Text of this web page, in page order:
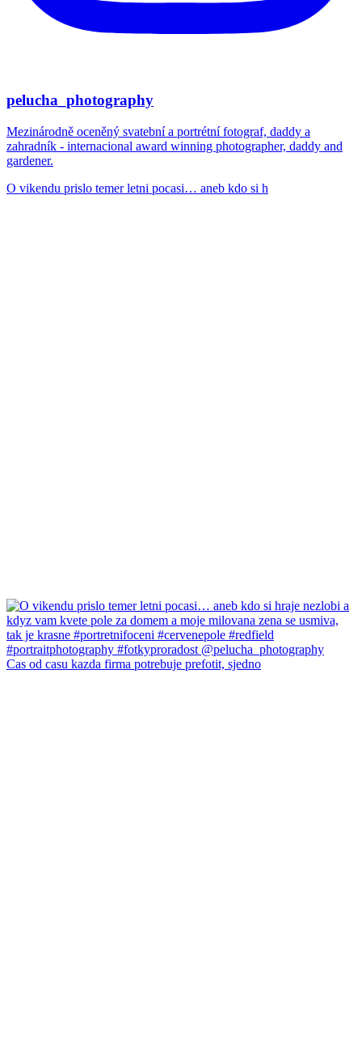
pelucha_photography
Mezinárodně oceněný svatební a portrétní fotograf, daddy a
zahradník - internacional award winning photographer, daddy and
gardener.
O vikendu prislo temer letni pocasi… aneb kdo si h
Cas od casu kazda firma potrebuje prefotit, sjedno